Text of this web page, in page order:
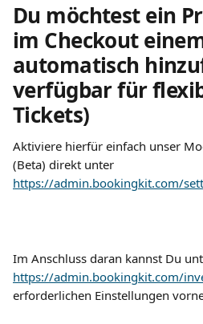
Du möchtest ein
im Checkout
automatisch
verfügbar für
Tickets)
Aktiviere hierfür einfach unser
(Beta) direkt unter
https://admin.bookingkit.com/
Im Anschluss daran kannst Du
https://admin.bookingkit.com/
erforderlichen Einstellungen